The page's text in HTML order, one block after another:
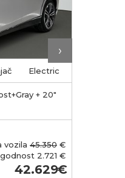
Electric
+ 20"
vozila 45.350 €
2.721 €
42.629
›